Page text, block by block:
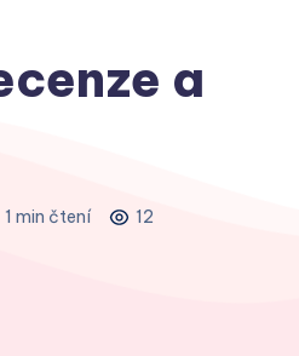
a
1 min čtení 12